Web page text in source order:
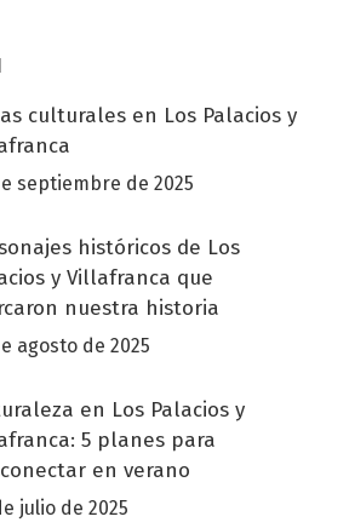
culturales en Los Palacios y
septiembre de 2025
históricos de Los
y Villafranca que
nuestra historia
agosto de 2025
en Los Palacios y
5 planes para
en verano
julio de 2025